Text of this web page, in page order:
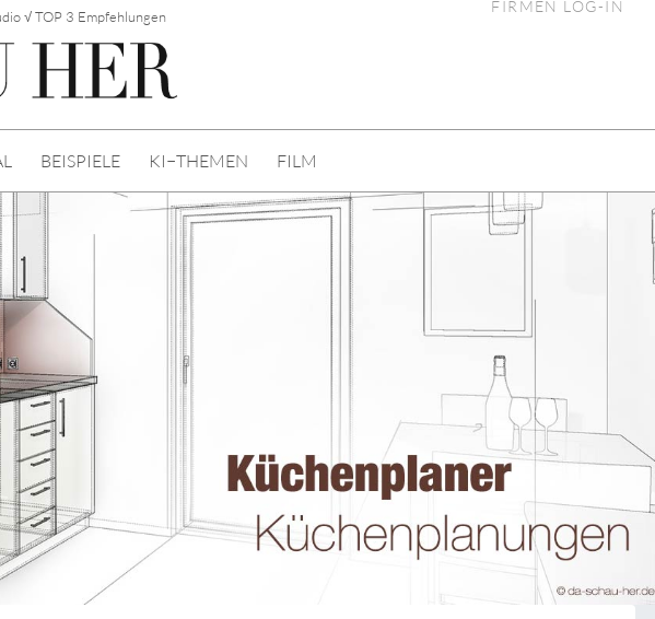
√ TOP 3 Empfehlungen
FIRMEN LOG-IN
BEISPIELE KI−THEMEN FILM